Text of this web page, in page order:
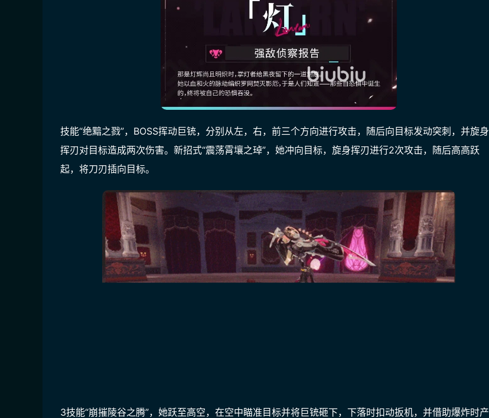
技能“绝黯之戮”，BOSS挥动巨铳，分别从左，右，前三个方向进行攻击，随后向目标发动突刺，并旋身
挥刃对目标造成两次伤害。新招式“震荡霄壤之琸”，她冲向目标，旋身挥刃进行2次攻击，随后高高跃
起，将刀刃插向目标。
3技能“崩摧陵谷之腾”，她跃至高空，在空中瞄准目标并将巨铳砸下，下落时扣动扳机，并借助爆炸时产